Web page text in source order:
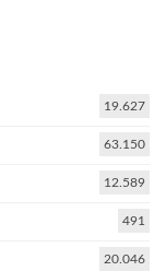
19.627
63.150
12.589
491
20.046